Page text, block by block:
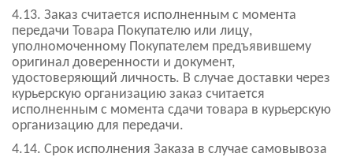
4.13. Заказ считается исполненным с момента
передачи Товара Покупателю или лицу,
уполномоченному Покупателем предъявившему
оригинал доверенности и документ,
удостоверяющий личность. В случае доставки через
курьерскую организацию заказ считается
исполненным с момента сдачи товара в курьерскую
организацию для передачи.
4.14. Срок исполнения Заказа в случае самовывоза